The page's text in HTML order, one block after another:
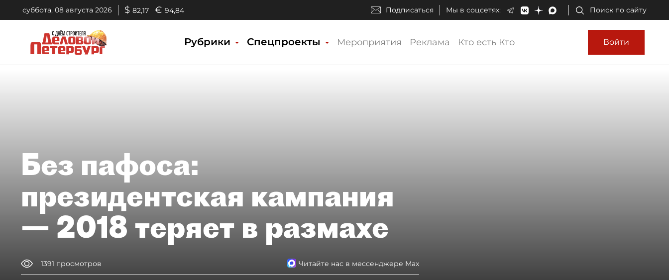
суббота, 08 августа 2026 $ 82,17 € 94,84 Подписаться Мы в соцсетях: Поиск по сайту
Рубрики Спецпроекты Мероприятия Реклама Кто есть Кто Войти
Без пафоса:
президентская кампания
— 2018 теряет в размахе
1391 просмотров Читайте нас в мессенджере Max